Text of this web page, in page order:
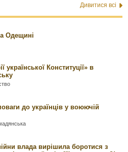
Дивитися всі
Одещині
української Конституції» в
до українців у воюючій
влада вирішила боротися з